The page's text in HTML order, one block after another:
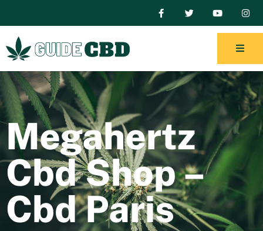
Megahertz
Cbd Shop –
Cbd Paris